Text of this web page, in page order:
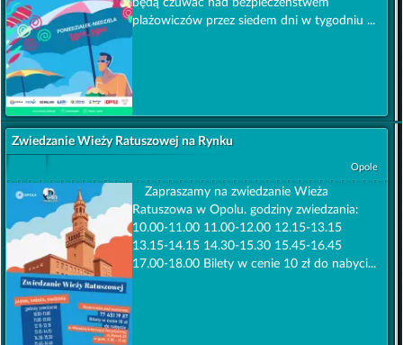
plażowiczów przez siedem dni w tygodniu ...
Zwiedzanie Wieży Ratuszowej na Rynku
Opole
Zapraszamy na zwiedzanie Wieża
Ratuszowa w Opolu. godziny zwiedzania:
10.00-11.00 11.00-12.00 12.15-13.15
13.15-14.15 14.30-15.30 15.45-16.45
17.00-18.00 Bilety w cenie 10 zł do nabyci...